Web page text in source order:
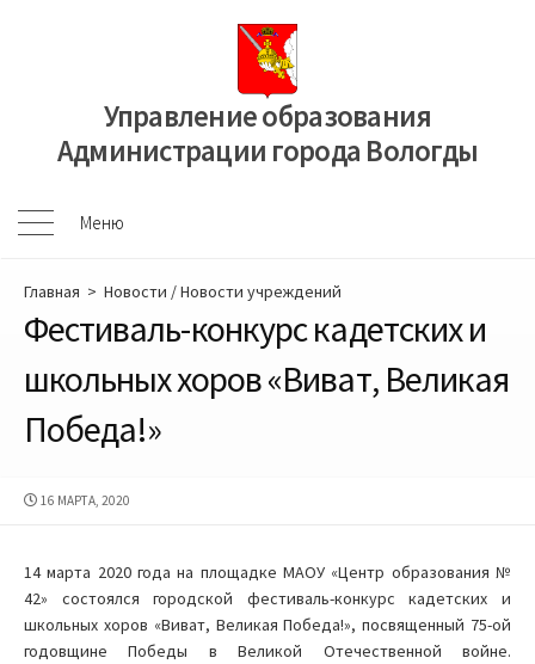
Управление образования
Администрации города Вологды
Меню
Меню
Главная > Новости /Новости учреждений
Фестиваль-конкурс кадетских и
школьных хоров «Виват, Великая
Победа!»
ДАТА
16 МАРТА, 2020
14 марта 2020 года на площадке МАОУ «Центр образования №
42» состоялся городской фестиваль-конкурс кадетских и
школьных хоров «Виват, Великая Победа!», посвященный 75-ой
годовщине Победы в Великой Отечественной войне.